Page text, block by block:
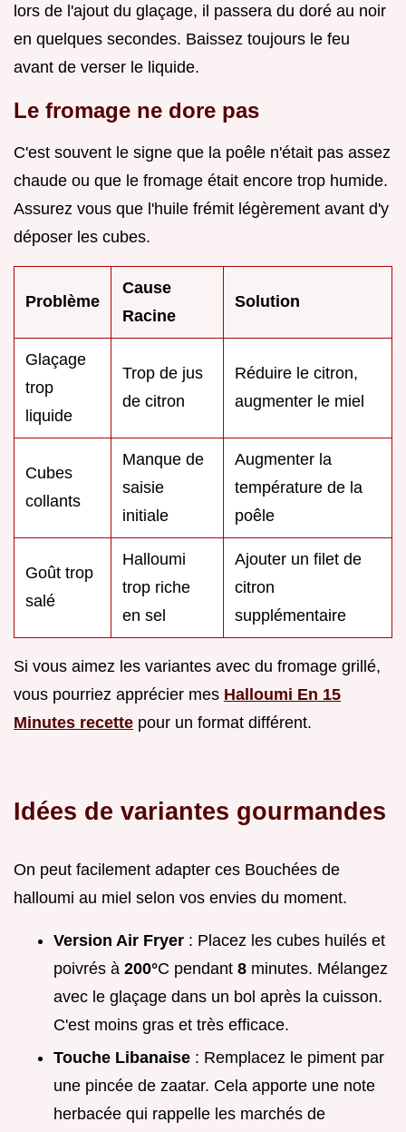
lors de l'ajout du glaçage, il passera du doré au noir
en quelques secondes. Baissez toujours le feu
avant de verser le liquide.
Le fromage ne dore pas
C'est souvent le signe que la poêle n'était pas assez
chaude ou que le fromage était encore trop humide.
Assurez vous que l'huile frémit légèrement avant d'y
déposer les cubes.
Problème
Cause
Racine
Solution
Glaçage
trop
liquide
Trop de jus
de citron
Réduire le citron,
augmenter le miel
Cubes
collants
Manque de
saisie
initiale
Augmenter la
température de la
poêle
Goût trop
salé
Halloumi
trop riche
en sel
Ajouter un filet de
citron
supplémentaire
Si vous aimez les variantes avec du fromage grillé,
vous pourriez apprécier mes Halloumi En 15
Minutes recette pour un format différent.
Idées de variantes gourmandes
On peut facilement adapter ces Bouchées de
halloumi au miel selon vos envies du moment.
Version Air Fryer : Placez les cubes huilés et
poivrés à 200°C pendant 8 minutes. Mélangez
avec le glaçage dans un bol après la cuisson.
C'est moins gras et très efficace.
Touche Libanaise : Remplacez le piment par
une pincée de zaatar. Cela apporte une note
herbacée qui rappelle les marchés de